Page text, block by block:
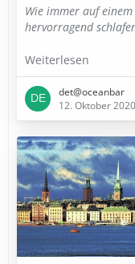
Wie immer auf
hervorragend
Weiterlesen
det@oceanbar
12. Oktober